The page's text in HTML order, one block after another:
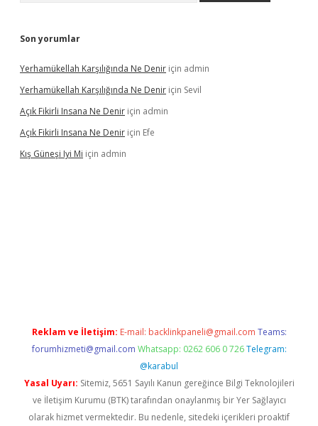
Son yorumlar
Yerhamükellah Karşılığında Ne Denir için admin
Yerhamükellah Karşılığında Ne Denir için Sevil
Açık Fikirli Insana Ne Denir için admin
Açık Fikirli Insana Ne Denir için Efe
Kış Güneşi Iyi Mi için admin
Reklam ve İletişim: E-mail: backlinkpaneli@gmail.com Teams:
forumhizmeti@gmail.com Whatsapp: 0262 606 0 726 Telegram:
@karabul
Yasal Uyarı: Sitemiz, 5651 Sayılı Kanun gereğince Bilgi Teknolojileri
ve İletişim Kurumu (BTK) tarafından onaylanmış bir Yer Sağlayıcı
olarak hizmet vermektedir. Bu nedenle, sitedeki içerikleri proaktif